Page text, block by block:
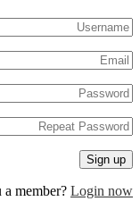
Are you a member?